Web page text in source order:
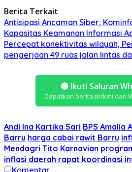
Berita Terkait
Antisipasi Ancaman Siber,
Kapasitas Keamanan Informasi
Percepat konektivitas wilayah,
pengerjaan 49 ruas jalan lintas
🟢 Ikuti Saluran
Dapatkan berita terkini dari
Andi Ina Kartika Sari BPS Amalia
Barru harga cabai rawit Barru
Mendagri Tito Karnavian
inflasi daerah rapat koordinasi
Komentar